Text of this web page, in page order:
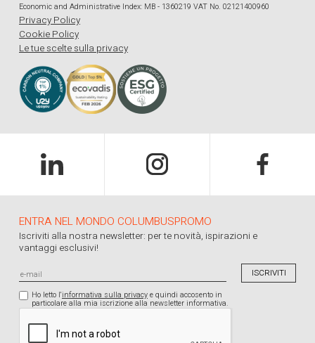
Economic and Administrative Index: MB - 1360219 VAT No. 02121400960
Privacy Policy
Cookie Policy
Le tue scelte sulla privacy
ENTRA NEL MONDO COLUMBUSPROMO
Iscriviti alla nostra newsletter: per te novità, ispirazioni e
vantaggi esclusivi!
Ho letto l'informativa sulla privacye quindi accosento in
particolare alla mia iscrizione alla newsletter informativa.